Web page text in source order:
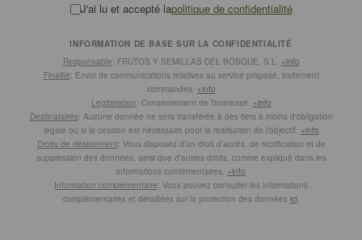
J'ai lu et accepté lapolitique de confidentialité
INFORMATION DE BASE SUR LA CONFIDENTIALITÉ
Responsable: FRUTOS Y SEMILLAS DEL BOSQUE, S.L. +info
Finalité: Envoi de communications relatives au service proposé, traitement
commandes. +info
Legitimation: Consentement de l'interessé. +info
Destinataires: Aucune donnée ne sera transférée à des tiers à moins d'obligation
légale ou si la cession est nécessaire pour la réalisation de l'objectif. +info
Droits de désistement: Vous disposez d'un droit d'accès, de rectification et de
suppression des données, ainsi que d'autres droits, comme expliqué dans les
informations comlémentaires. +info
Information complémentaire: Vous pouvez consulter les informations
complémentaires et détaillées sur la protection des données ici.